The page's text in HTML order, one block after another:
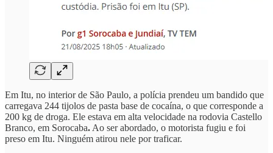
Em Itu, no interior de São Paulo, a polícia prendeu um bandido que
carregava 244 tijolos de pasta base de cocaína, o que corresponde a
200 kg de droga. Ele estava em alta velocidade na rodovia Castello
Branco, em Sorocaba. Ao ser abordado, o motorista fugiu e foi
preso em Itu. Ninguém atirou nele por traficar.